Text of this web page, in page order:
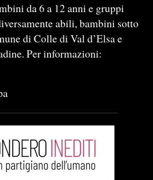
da 6 a 12 anni e gruppi
abili, bambini sotto
di Colle di Val d’Elsa e
Per informazioni: